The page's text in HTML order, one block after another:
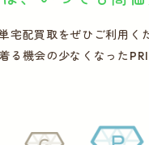
宅配買取をぜひご利用
る機会の少なくなった